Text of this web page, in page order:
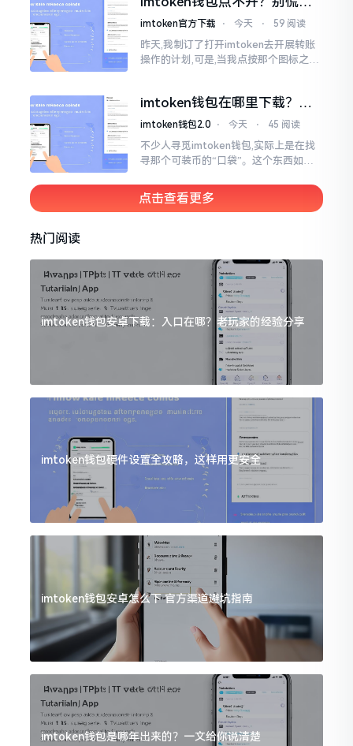
试试这几招
imtoken官方下载 ⋅ 今天 ⋅ 59 阅读
昨天,我制订了打开imtoken去开展转账
操作的计划,可是,当我点按那个图标之后,
imtoken钱包在哪里下载？老
手教你几招避坑
imtoken钱包2.0 ⋅ 今天 ⋅ 45 阅读
不少人寻觅imtoken钱包,实际上是在找
寻那个可装币的“口袋”。这个东西如今
坊、比特币以及各类链上的代币予以支
持。
点击查看更多
热门阅读
imtoken钱包安卓下载：入口在哪？老玩家的经验分享
imtoken钱包硬件设置全攻略，这样用更安全
imtoken钱包安卓怎么下 官方渠道避坑指南
imtoken钱包是哪年出来的？一文给你说清楚